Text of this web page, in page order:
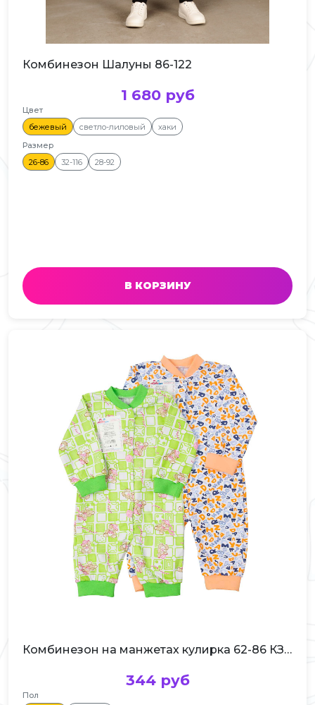
Комбинезон Шалуны 86-122
1 680 руб
Цвет
бежевый
светло-лиловый
хаки
Размер
26-86
32-116 28-92
В КОРЗИНУ
Комбинезон на манжетах кулирка 62-86 КЗ-006
344 руб
Пол